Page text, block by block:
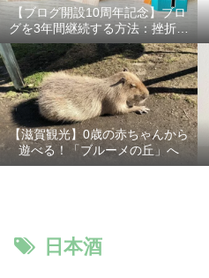
【ブログ開設10周年記念】ブロ
グを3年間継続する方法：挫折し
ないための7つの秘訣
【滋賀観光】0歳の赤ちゃんから
遊べる！「ブルーメの丘」へ
日本酒